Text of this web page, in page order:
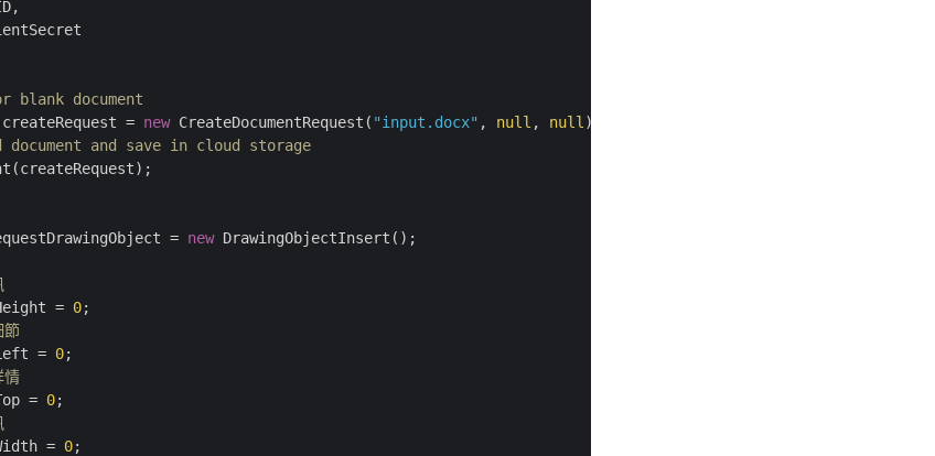
blank document
createRequest = new CreateDocumentRequest( "input.docx" , null , null
and save in cloud storage
= new DrawingObjectInsert();
= 0
節
= 0
情
= 0
= 0;